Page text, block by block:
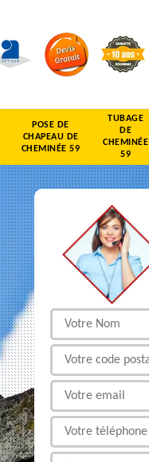
POSE DE
CHAPEAU DE
CHEMINÉE 59
TUBAGE
DE
CHEMINÉE
59